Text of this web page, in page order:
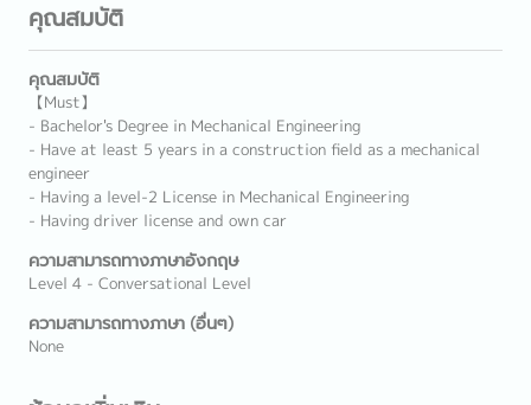
คุณสมบัติ
คุณสมบัติ
【Must】
- Bachelor's Degree in Mechanical Engineering
- Have at least 5 years in a construction field as a mechanical
engineer
- Having a level-2 License in Mechanical Engineering
- Having driver license and own car
ความสามารถทางภาษาอังกฤษ
Level 4 - Conversational Level
ความสามารถทางภาษา (อื่นๆ)
None